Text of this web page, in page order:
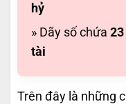
hỷ
» Dãy số chứa 23
tài
Trên đây là những